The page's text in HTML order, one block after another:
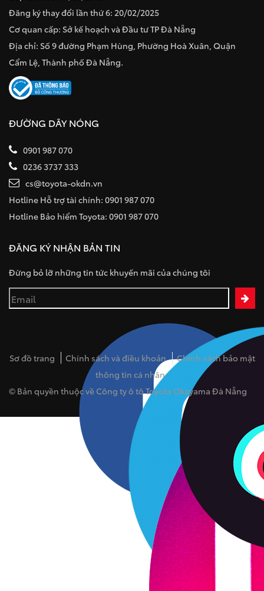
Đăng ký thay đổi lần thứ 6: 20/02/2025
Cơ quan cấp: Sở kế hoạch và Đầu tư TP Đà Nẵng
Địa chỉ: Số 9 đường Phạm Hùng, Phường Hoà Xuân, Quận
Cẩm Lệ, Thành phố Đà Nẵng.
ĐƯỜNG DÂY NÓNG
0901 987 070
0236 3737 333
cs@toyota-okdn.vn
Hotline Hỗ trợ tài chính: 0901 987 070
Hotline Bảo hiểm Toyota: 0901 987 070
ĐĂNG KÝ NHẬN BẢN TIN
Đừng bỏ lỡ những tin tức khuyến mãi của chúng tôi
Sơ đồ trang Chính sách và điều khoản
Chính sách bảo mật
thông tin cá nhân
© Bản quyền thuộc về Công ty ô tô Toyota Okayama Đà Nẵng